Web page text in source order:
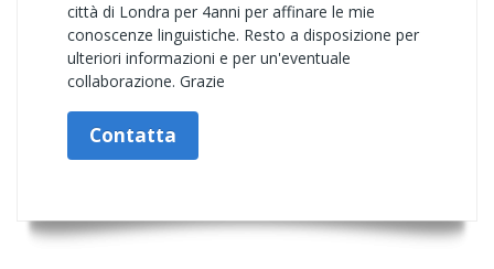
città di Londra per 4anni per affinare le mie
conoscenze linguistiche. Resto a disposizione per
ulteriori informazioni e per un'eventuale
collaborazione. Grazie
Contatta